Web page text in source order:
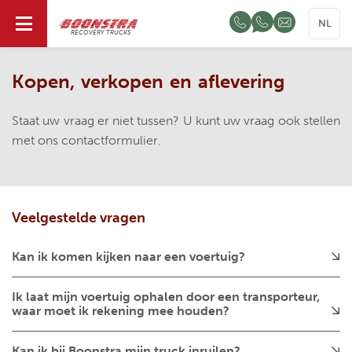
RECOVERY TRUCKS
NL
Kopen, verkopen en aflevering
Staat uw vraag er niet tussen? U kunt uw vraag ook stellen
met ons contactformulier.
Veelgestelde vragen
Kan ik komen kijken naar een voertuig?
komen bekijken. Wilt u er zeker van zijn dat het
voertuig nog beschikbaar is, bel ons dan van tevoren.
Ik laat mijn voertuig ophalen door een transporteur,
waar moet ik rekening mee houden?